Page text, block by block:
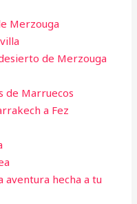
Merzouga
de Merzouga
de Marruecos
a Fez
aventura hecha a tu